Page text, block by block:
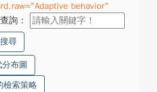
behavior"
詢：
搜尋
布圖
檢索策略